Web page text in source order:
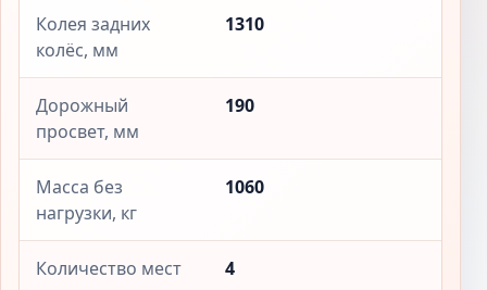
Колея задних
колёс, мм
1310
Дорожный
просвет, мм
190
Масса без
нагрузки, кг
1060
Количество мест 4